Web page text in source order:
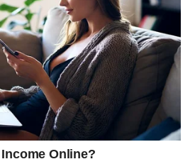
faza stabilnosti i sigurnosti.
pokazuje više pažnje i zahvalnosti.
a planovi konkretniji. Mogući
zajedničkom životu.
je poznanstvo sa osobom koja
ozbiljnost. Ovo nije